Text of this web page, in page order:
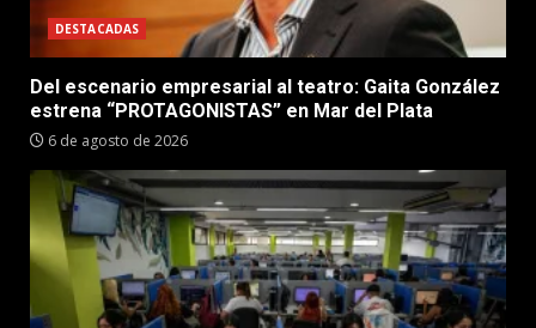
DESTACADAS
Del escenario empresarial al teatro: Gaita González
estrena “PROTAGONISTAS” en Mar del Plata
6 de agosto de 2026